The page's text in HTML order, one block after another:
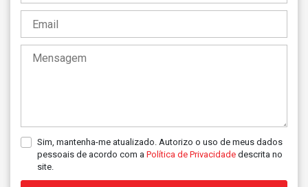
+351
Sim, mantenha-me atualizado. Autorizo o uso de meus dados
pessoais de acordo com a Política de Privacidade descrita no
site.